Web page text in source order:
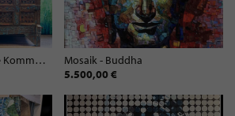
seltene Damchiya - alte Kommode/Truhe
Mosaik - Buddha
5.500,00 €